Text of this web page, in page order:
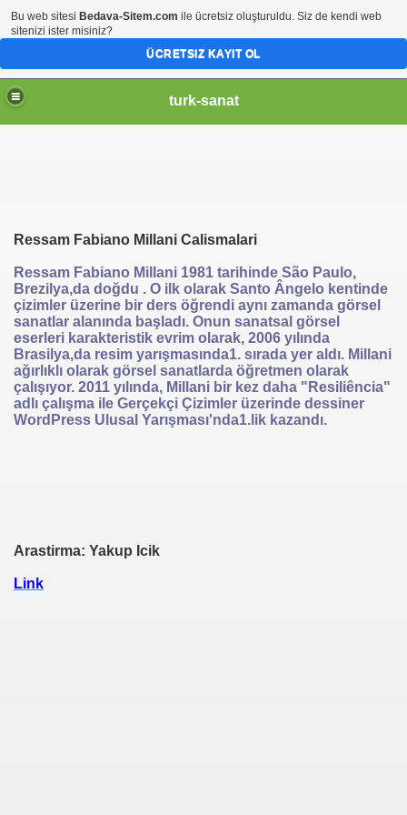
turk-sanat
Ressam Fabiano Millani Calismalari
Ressam Fabiano Millani 1981 tarihinde São Paulo,
Brezilya,da doğdu . O ilk olarak Santo Ângelo kentinde
çizimler üzerine bir ders öğrendi aynı zamanda görsel
sanatlar alanında başladı. Onun sanatsal görsel
eserleri karakteristik evrim olarak, 2006 yılında
Brasilya,da resim yarışmasında1. sırada yer aldı. Millani
ağırlıklı olarak görsel sanatlarda öğretmen olarak
çalışıyor. 2011 yılında, Millani bir kez daha "Resiliência"
adlı çalışma ile Gerçekçi Çizimler üzerinde dessiner
WordPress Ulusal Yarışması'nda1.lik kazandı.
Arastirma: Yakup Icik
Link
Bu web sitesi Bedava-Sitem.com ile ücretsiz oluşturuldu. Siz de kendi web
sitenizi ister misiniz?
ÜCRETSIZ KAYIT OL